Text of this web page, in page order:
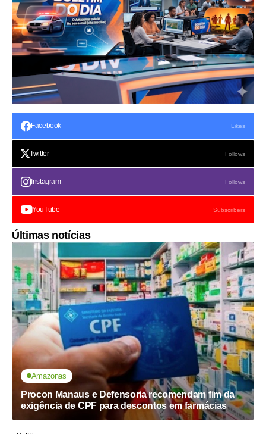
Facebook Likes
Twitter Follows
Instagram Follows
YouTube Subscribers
Últimas notícias
Amazonas
Procon Manaus e Defensoria recomendam fim da
exigência de CPF para descontos em farmácias